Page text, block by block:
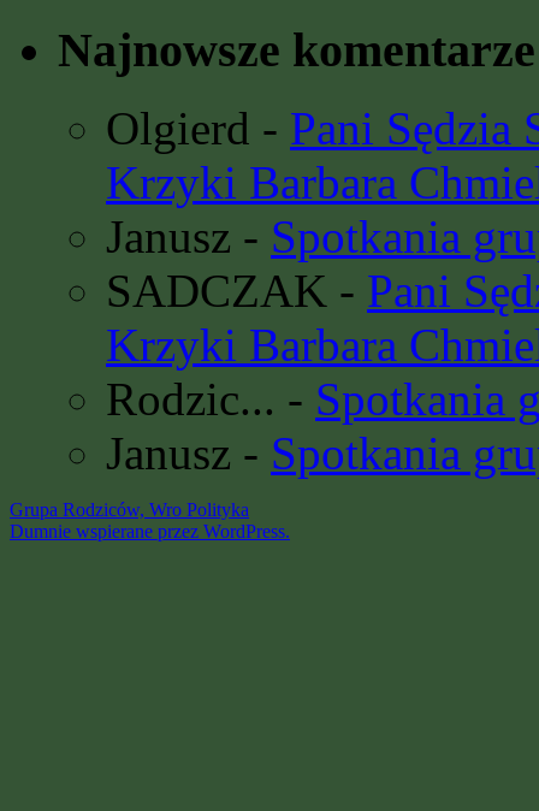
Najnowsze komentarze
Olgierd - Pani Sędzia
Krzyki Barbara
Janusz - Spotkania
SADCZAK - Pani
Krzyki Barbara
Rodzic... - Spotkania
Janusz - Spotkania
Grupa Rodziców, Wro Polityka
Dumnie wspierane przez WordPress.